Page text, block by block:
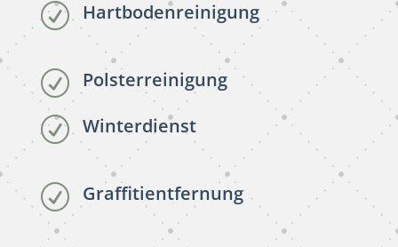
R Hartbodenreinigung
R Polsterreinigung
R Winterdienst
R Graffitientfernung